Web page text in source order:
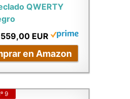
QWERTY
559,00 EUR
en Amazon
9